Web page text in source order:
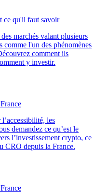
ce qu'il faut savoir
marchés valant plusieurs
comme l'un des phénomènes
comment ils
y investir.
les
demandez ce qu’est le
l’investissement crypto, ce
CRO depuis la France.